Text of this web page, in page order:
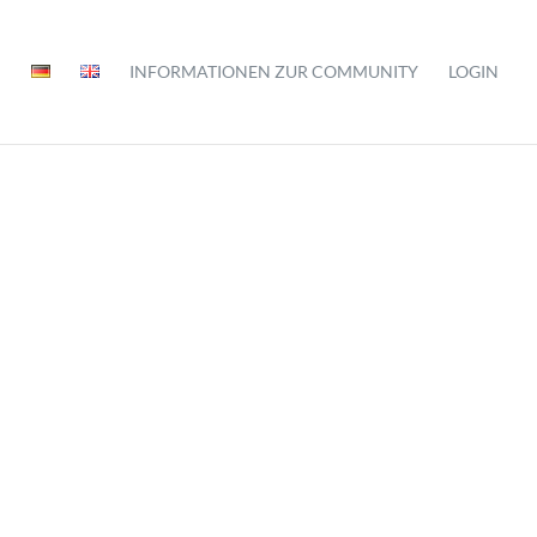
INFORMATIONEN ZUR COMMUNITY LOGIN